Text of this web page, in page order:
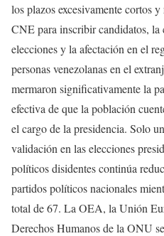
los plazos excesivamente cortos
CNE para inscribir candidatos, la
elecciones y la afectación en el
personas venezolanas en el
mermaron significativamente la
efectiva de que la población
el cargo de la presidencia. Solo
validación en las elecciones
políticos disidentes continúa
partidos políticos nacionales
total de 67. La OEA, la Unión
Derechos Humanos de la ONU